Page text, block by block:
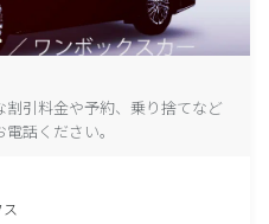
引料金や予約、乗り捨てなど
話ください。